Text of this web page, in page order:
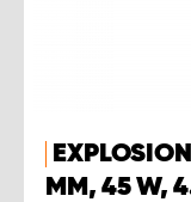
MM, 45 W,
WORK SYSTEM